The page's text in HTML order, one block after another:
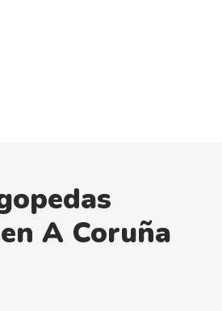
A Coruña